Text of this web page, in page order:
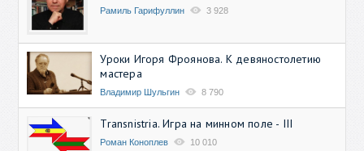
Рамиль Гарифуллин 3 928
Уроки Игоря Фроянова. К девяностолетию
мастера
Владимир Шульгин 8 790
Transnistria. Игра на минном поле - III
Роман Коноплев 10 010